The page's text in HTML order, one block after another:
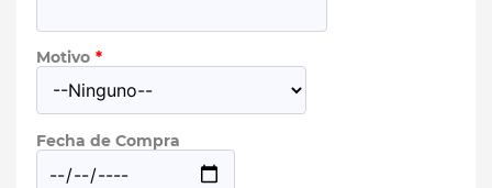
Motivo
Fecha de Compra